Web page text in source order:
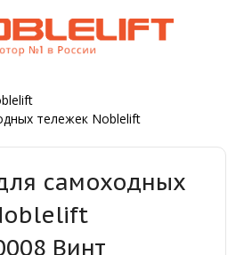
тележек Noblelift
самоходных
Винт